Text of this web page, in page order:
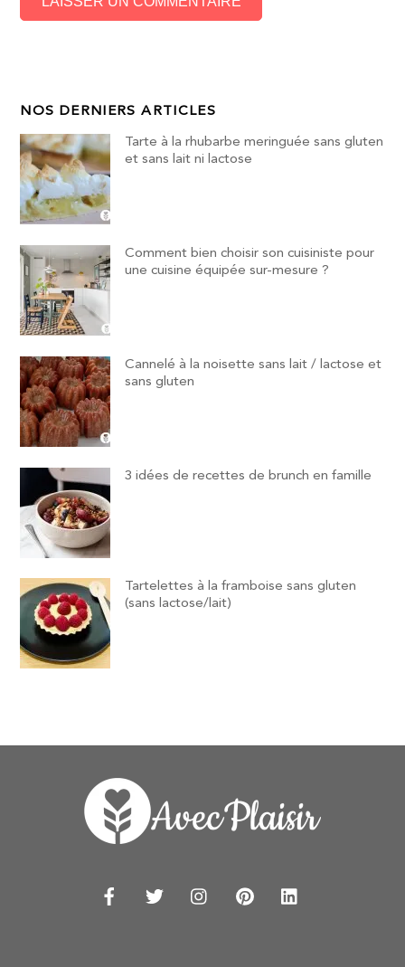
NOS DERNIERS ARTICLES
Tarte à la rhubarbe meringuée sans gluten
et sans lait ni lactose
Comment bien choisir son cuisiniste pour
une cuisine équipée sur-mesure ?
Cannelé à la noisette sans lait / lactose et
sans gluten
3 idées de recettes de brunch en famille
Tartelettes à la framboise sans gluten
(sans lactose/lait)